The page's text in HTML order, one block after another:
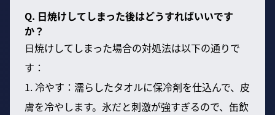
Q. 日焼けしてしまった後はどうすればいいです
か？
日焼けしてしまった場合の対処法は以下の通りで
す：
1. 冷やす：濡らしたタオルに保冷剤を仕込んで、皮
膚を冷やします。氷だと刺激が強すぎるので、缶飲